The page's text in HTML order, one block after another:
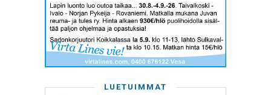
LUETUIMMAT